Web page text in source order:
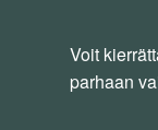
Voit
parhaan